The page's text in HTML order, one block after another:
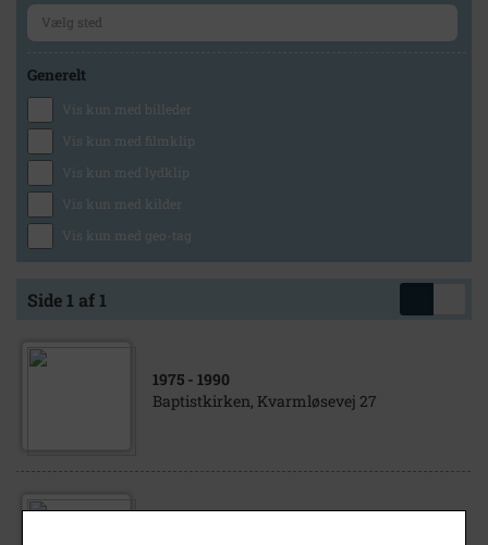
Generelt
Vis kun med billeder
Vis kun med filmklip
Vis kun med lydklip
Vis kun med kilder
Vis kun med geo-tag
Side 1 af 1
1975 - 1990
Baptistkirken, Kvarmløsevej 27